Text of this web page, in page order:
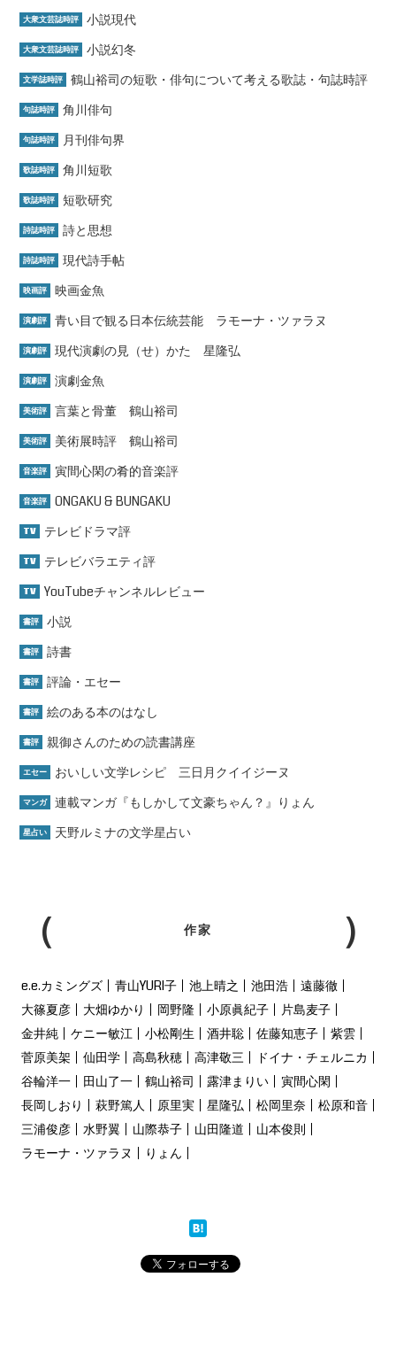
大衆文芸誌時評 小説現代
大衆文芸誌時評 小説幻冬
文学誌時評 鶴山裕司の短歌・俳句について考える歌誌・句誌時評
句誌時評 角川俳句
句誌時評 月刊俳句界
歌誌時評 角川短歌
歌誌時評 短歌研究
詩誌時評 詩と思想
詩誌時評 現代詩手帖
映画評 映画金魚
演劇評 青い目で観る日本伝統芸能 ラモーナ・ツァラヌ
演劇評 現代演劇の見（せ）かた 星隆弘
演劇評 演劇金魚
美術評 言葉と骨董 鶴山裕司
美術評 美術展時評 鶴山裕司
音楽評 寅間心閑の肴的音楽評
音楽評 ONGAKU & BUNGAKU
TV テレビドラマ評
TV テレビバラエティ評
TV YouTubeチャンネルレビュー
書評 小説
書評 詩書
書評 評論・エセー
書評 絵のある本のはなし
書評 親御さんのための読書講座
エセー おいしい文学レシピ 三日月クイイジーヌ
マンガ 連載マンガ『もしかして文豪ちゃん？』りょん
星占い 天野ルミナの文学星占い
作家
e.e.カミングズ 青山YURI子 池上晴之 池田浩
遠藤徹
大篠夏彦
大畑ゆかり 岡野隆 小原眞紀子
片島麦子
金井純
ケニー敏江 小松剛生 酒井聡 佐藤知恵子
紫雲
菅原美架
仙田学 高島秋穂 高津敬三
ドイナ・チェルニカ
谷輪洋一
田山了一 鶴山裕司 露津まりい
寅間心閑
長岡しおり
萩野篤人 原里実 星隆弘 松岡里奈
松原和音
三浦俊彦
水野翼 山際恭子 山田隆道
山本俊則
ラモーナ・ツァラヌ
りょん